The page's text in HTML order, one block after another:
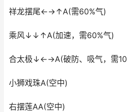
祥龙摆尾←→↑A(需60%气)
乘风↓↓↑A(加速，需60%气)
合太极↓←→A(破防、吸气，需
小狮戏珠A(空中)
右摆莲AA(空中)